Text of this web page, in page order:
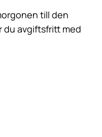
till den
du avgiftsfritt med